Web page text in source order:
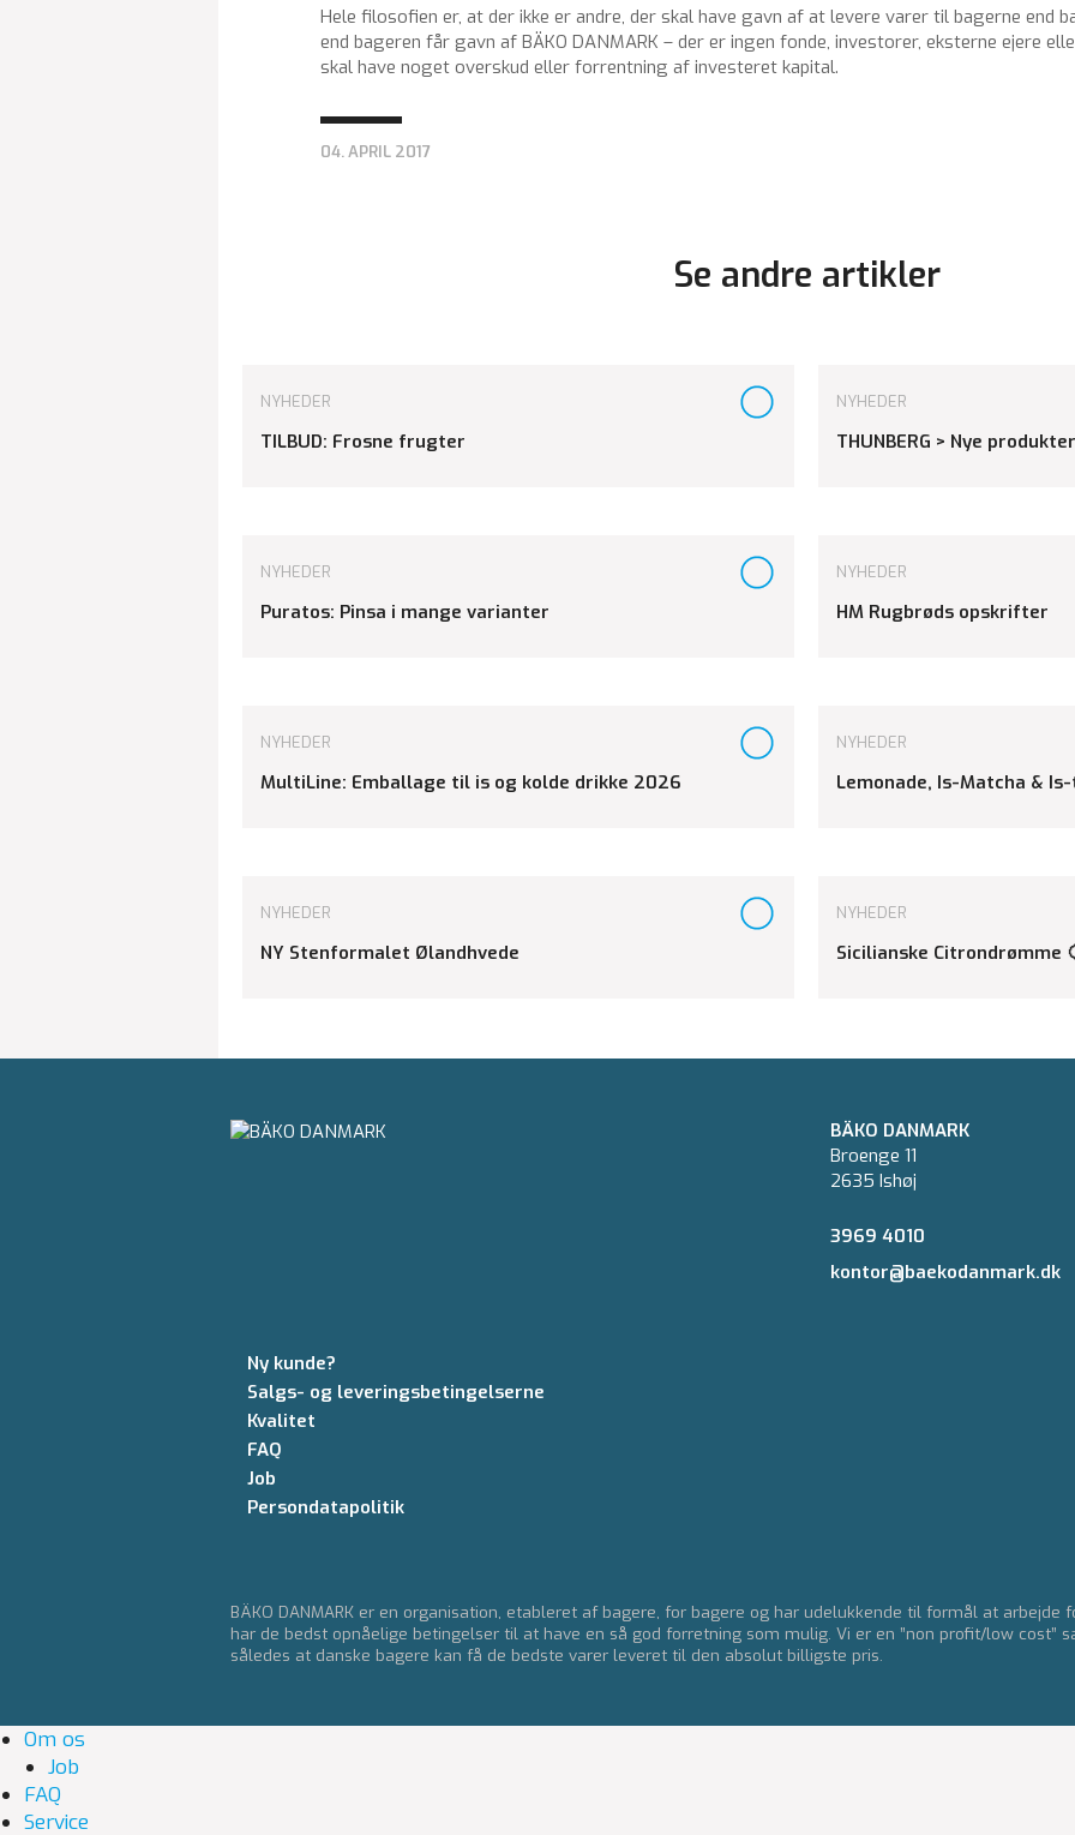
Hele filosofien er, at der ikke er andre, der skal have gavn af at levere varer til bagerne end
end bageren får gavn af BÄKO DANMARK – der er ingen fonde, investorer, eksterne ejere
skal have noget overskud eller forrentning af investeret kapital.
04. APRIL 2017
Se andre artikler
NYHEDER
TILBUD: Frosne frugter
NYHEDER
THUNBERG > Nye
NYHEDER
Puratos: Pinsa i mange varianter
NYHEDER
HM Rugbrøds opskrifter
NYHEDER
MultiLine: Emballage til is og kolde drikke 2026
NYHEDER
Lemonade, Is-Matcha &
NYHEDER
NY Stenformalet Ølandhvede
NYHEDER
Sicilianske Citrondrømme
BÄKO DANMARK
Broenge 11
2635 Ishøj
3969 4010
kontor@baekodanmark.dk
Ny kunde?
Salgs- og leveringsbetingelserne
Kvalitet
FAQ
Job
Persondatapolitik
BÄKO DANMARK er en organisation, etableret af bagere, for bagere og har udelukkende til formål at arbejde
har de bedst opnåelige betingelser til at have en så god forretning som mulig. Vi er en ”non profit/low cost”
således at danske bagere kan få de bedste varer leveret til den absolut billigste pris.
Om os
Job
FAQ
Service